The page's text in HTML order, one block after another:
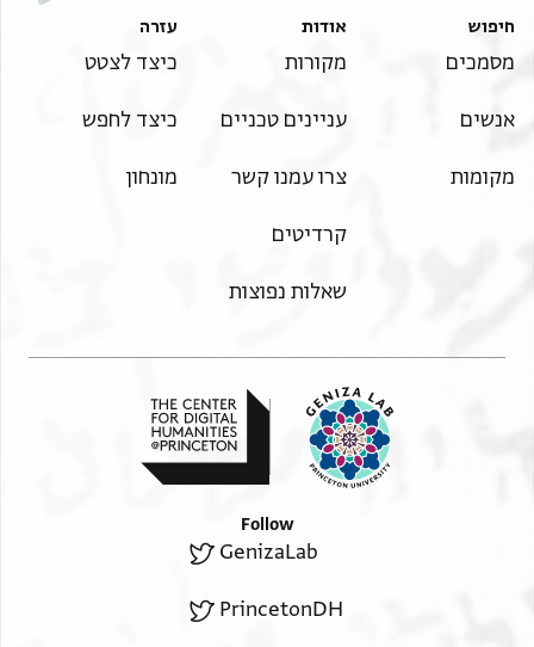
חיפוש
מסמכים
אנשים
מקומות
אודות
מקורות
עניינים טכניים
צרו עמנו קשר
קרדיטים
שאלות נפוצות
עזרה
כיצד לצטט
כיצד לחפש
מונחון
Follow
GenizaLab
PrincetonDH